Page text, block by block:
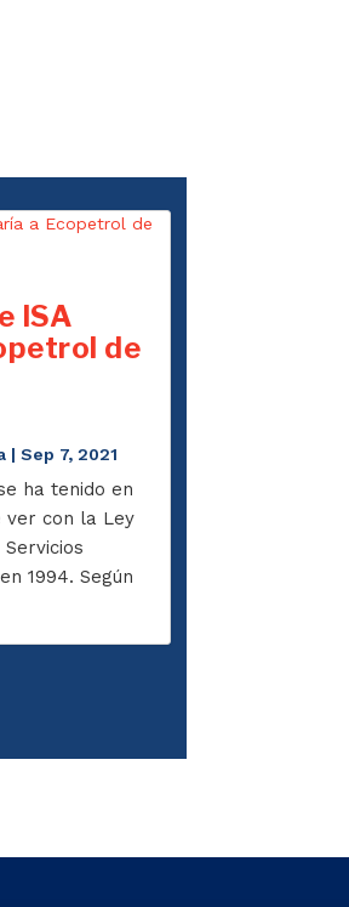
ISA
de
|Sep 7, 2021
ha tenido en
ver con la Ley
1994. Según